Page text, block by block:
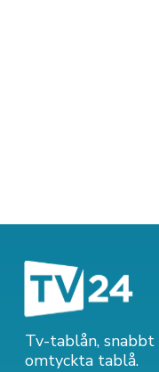
Tv-tablån,
omtyckta tablå.